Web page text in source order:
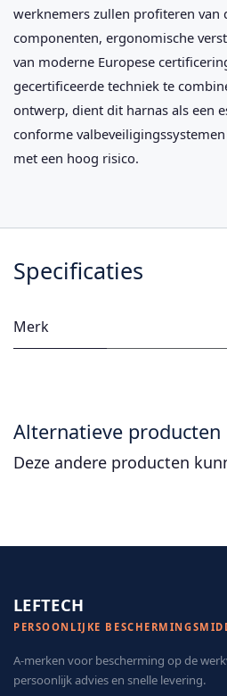
werknemers zullen profiteren van
componenten, ergonomische
van moderne Europese
gecertificeerde techniek te
ontwerp, dient dit harnas als een
conforme
met een hoog risico.
Specificaties
Merk
Alternatieve producten
Deze andere producten
LEFTECH
PERSOONLIJKE
A-merken voor bescherming op de
persoonlijk advies en snelle levering.